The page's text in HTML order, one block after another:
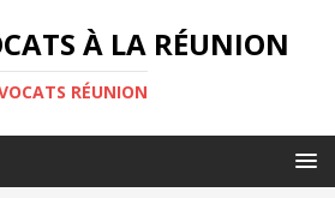
À LA RÉUNION
RÉUNION